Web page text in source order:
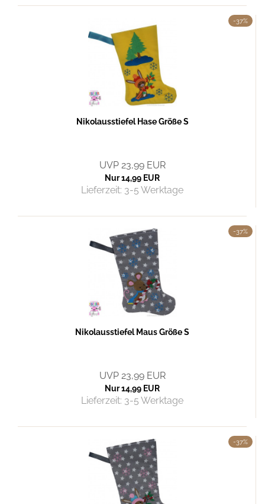
-37%
Nikolausstiefel Hase Größe S
UVP 23,99 EUR
Nur 14,99 EUR
Lieferzeit: 3-5 Werktage
-37%
Nikolausstiefel Maus Größe S
UVP 23,99 EUR
Nur 14,99 EUR
Lieferzeit: 3-5 Werktage
-37%